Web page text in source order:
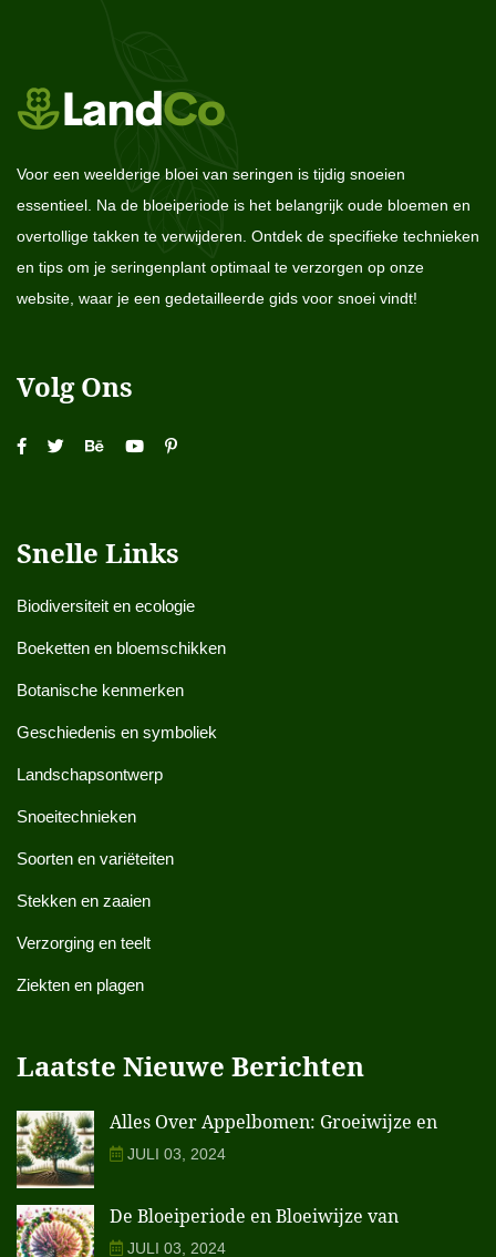
Voor een weelderige bloei van seringen is tijdig snoeien
essentieel. Na de bloeiperiode is het belangrijk oude bloemen en
overtollige takken te verwijderen. Ontdek de specifieke technieken
en tips om je seringenplant optimaal te verzorgen op onze
website, waar je een gedetailleerde gids voor snoei vindt!
Volg Ons
Snelle Links
Biodiversiteit en ecologie
Boeketten en bloemschikken
Botanische kenmerken
Geschiedenis en symboliek
Landschapsontwerp
Snoeitechnieken
Soorten en variëteiten
Stekken en zaaien
Verzorging en teelt
Ziekten en plagen
Laatste Nieuwe Berichten
Alles Over Appelbomen: Groeiwijze en
JULI 03, 2024
De Bloeiperiode en Bloeiwijze van
JULI 03, 2024